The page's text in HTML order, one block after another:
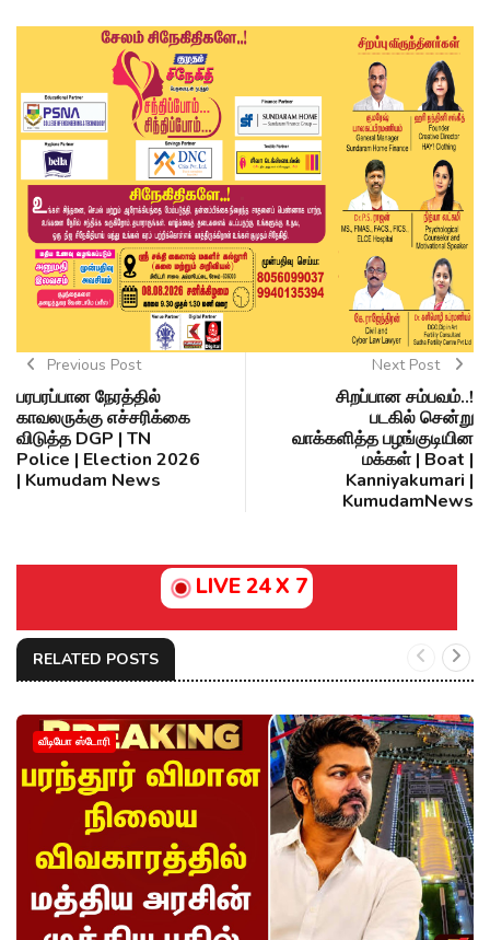
Previous Post
பரபரப்பான நேரத்தில்
காவலருக்கு எச்சரிக்கை
விடுத்த DGP | TN
Police | Election 2026
| Kumudam News
Next Post
சிறப்பான சம்பவம்..!
படகில் சென்று
வாக்களித்த பழங்குடியின
மக்கள் | Boat |
Kanniyakumari |
KumudamNews
LIVE 24 X 7
RELATED POSTS
வீடியோ ஸ்டோரி